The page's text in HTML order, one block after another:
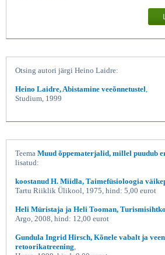
Abistamine veeõnnetustel II, Heino
Otsing autori järgi Heino Laidre:
Heino Laidre, Abistamine veeõnnetustel
Studium, 1999
Teema Muud õppematerjalid, millel puudub
lisatud:
koostanud H. Miidla, Taimefüsioloogia
Tartu Riiklik Ülikool, 1975, hind: 5,00 eurot
Heli Müristaja ja Heli Tooman,
Argo, 2008, hind: 12,00 eurot
Gundula Ingrid Hirsch, Kõnele vabalt ja
retoorikatreening